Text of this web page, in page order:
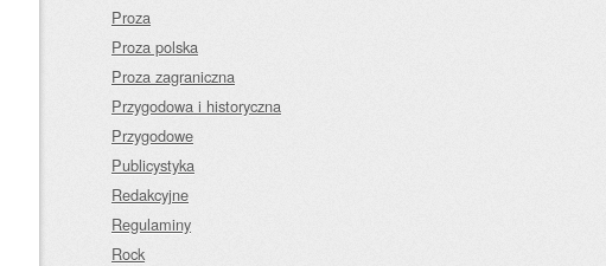
Proza
Proza polska
Proza zagraniczna
Przygodowa i historyczna
Przygodowe
Publicystyka
Redakcyjne
Regulaminy
Rock